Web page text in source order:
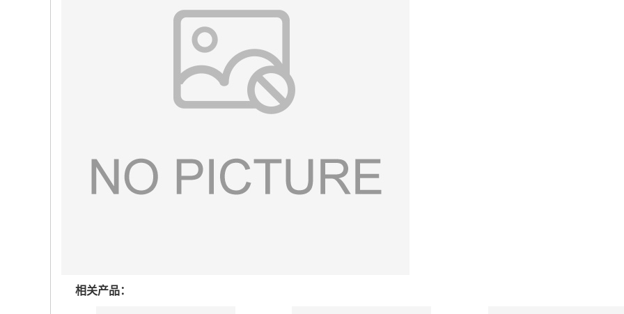
相关产品：